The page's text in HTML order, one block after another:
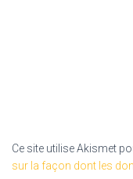
Ce site utilise Akismet
sur la façon dont les